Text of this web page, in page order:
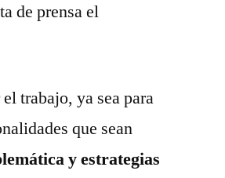
de prensa el
trabajo, ya sea para
que sean
y estrategias